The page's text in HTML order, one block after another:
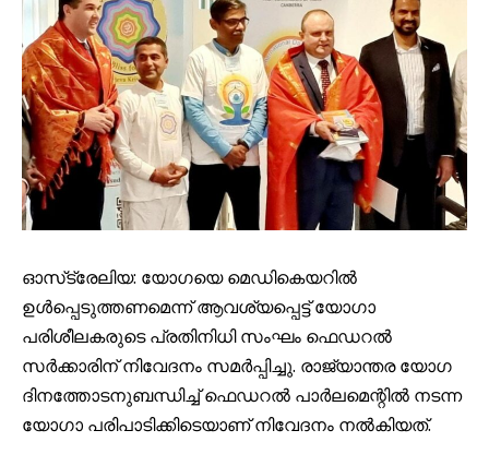
ഓസ്‌ട്രേലിയ: യോഗയെ മെഡികെയറിൽ
ഉൾപ്പെടുത്തണമെന്ന് ആവശ്യപ്പെട്ട് യോഗാ
പരിശീലകരുടെ പ്രതിനിധി സംഘം ഫെഡറൽ
സർക്കാരിന് നിവേദനം സമർപ്പിച്ചു. രാജ്യാന്തര യോഗ
ദിനത്തോടനുബന്ധിച്ച് ഫെഡറൽ പാർലമെന്റിൽ നടന്ന
യോഗാ പരിപാടിക്കിടെയാണ് നിവേദനം നൽകിയത്.